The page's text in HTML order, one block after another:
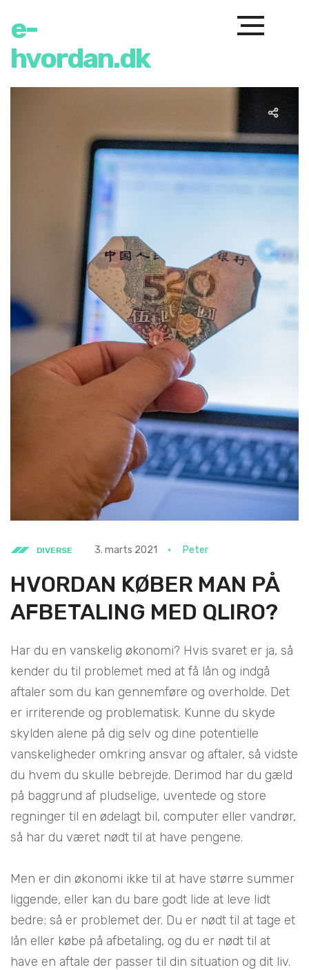
e-
hvordan.dk
DIVERSE 3. marts 2021 Peter
HVORDAN KØBER MAN PÅ
AFBETALING MED QLIRO?
Har du en vanskelig økonomi? Hvis svaret er ja, så
kender du til problemet med at få lån og indgå
aftaler som du kan gennemføre og overholde. Det
er irriterende og problematisk. Kunne du skyde
skylden alene på dig selv og dine potentielle
vanskeligheder omkring ansvar og aftaler, så vidste
du hvem du skulle bebrejde. Derimod har du gæld
på baggrund af pludselige, uventede og store
regninger til en ødelagt bil, computer eller vandrør,
så har du været nødt til at have pengene.
Men er din økonomi ikke til at have større summer
liggende, eller kan du bare godt lide at leve lidt
bedre; så er problemet der. Du er nødt til at tage et
lån eller købe på afbetaling, og du er nødt til at
have en aftale der passer til din situation og dit liv.